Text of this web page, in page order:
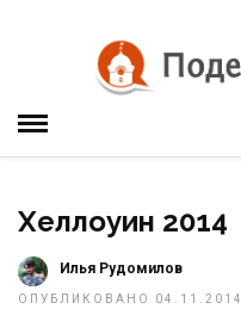
Хеллоуин 2014
Илья Рудомилов
ОПУБЛИКОВАНО 04.11.2014